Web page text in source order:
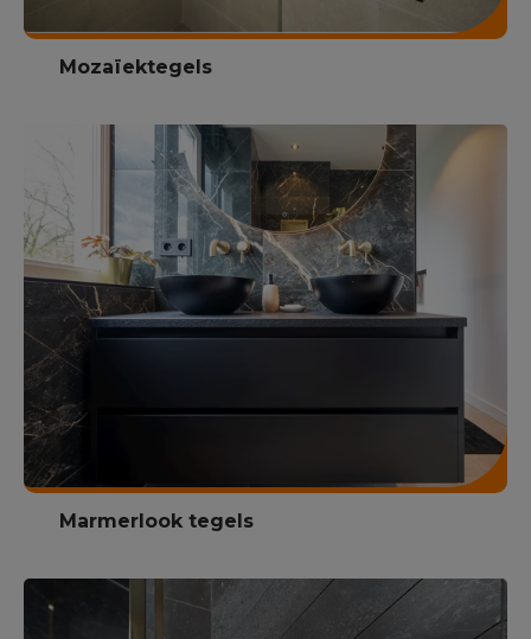
Mozaïektegels
Marmerlook tegels